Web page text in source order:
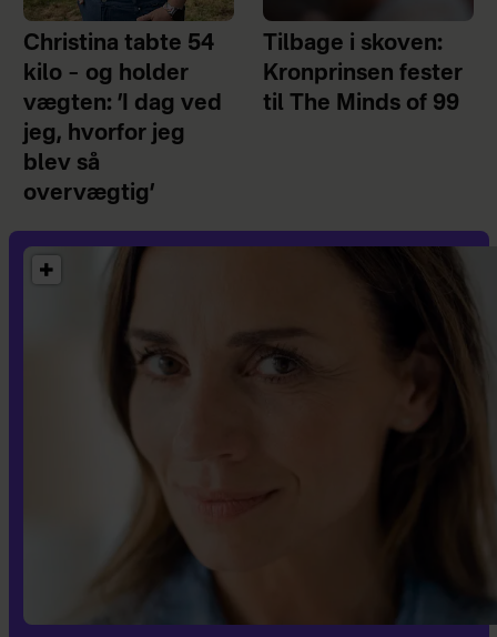
Christina tabte 54
kilo – og holder
vægten: ’I dag ved
jeg, hvorfor jeg
blev så
overvægtig’
Tilbage i skoven:
Kronprinsen fester
til The Minds of 99